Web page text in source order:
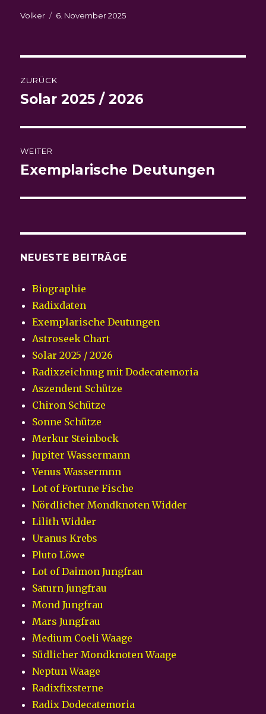
Autor
Volker
Veröffentlicht
6. November 2025
ZURÜCK
Vorheriger
Solar 2025 / 2026
WEITER
Nächster
Exemplarische Deutungen
NEUESTE BEITRÄGE
Biographie
Radixdaten
Exemplarische Deutungen
Astroseek Chart
Solar 2025 / 2026
Radixzeichnug mit Dodecatemoria
Aszendent Schütze
Chiron Schütze
Sonne Schütze
Merkur Steinbock
Jupiter Wassermann
Venus Wassermnn
Lot of Fortune Fische
Nördlicher Mondknoten Widder
Lilith Widder
Uranus Krebs
Pluto Löwe
Lot of Daimon Jungfrau
Saturn Jungfrau
Mond Jungfrau
Mars Jungfrau
Medium Coeli Waage
Südlicher Mondknoten Waage
Neptun Waage
Radixfixsterne
Radix Dodecatemoria